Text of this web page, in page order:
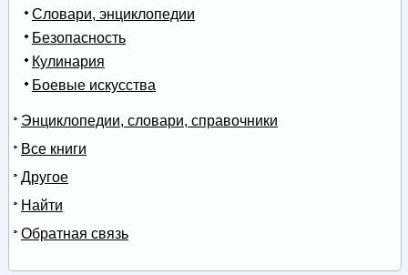
Словари, энциклопедии
Безопасность
Кулинария
Боевые искусства
Энциклопедии, словари, справочники
Все книги
Другое
Найти
Обратная связь